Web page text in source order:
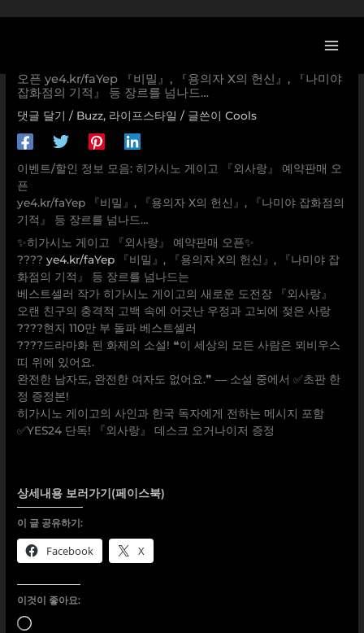
로
오픈 ye4.kr/faYep 『비밀』, 『용의자 X의 헌신』, 『나미야
잡화점의 기적』 등 장르를 넘나드…
댓글 달기 / Buzz, 라이프스타일 / 글쓴이Cools
이벤트/할인 정보 모음: 히가시노 게이고 『외사랑』 예약판매 오
픈
ye4.kr/faYep 『비밀』, 『용의자 X의 헌신』, 『나미야 잡화점의
기적』 등 장르를 넘나드…
✨히가시노 게이고 『외사랑』 예약판매 오픈✨
????ye4.kr/faYep 『비밀』, 『용의자 X의 헌신』, 『나미야 잡
화점의 기적』 등 장르를 넘나드는
베스트셀러 작가 히가시노 게이고의 새로운 도전장 『외사랑』
오랜 친구의 충격적 고백 속에 어긋난 우정과 고뇌에 젖은 사랑
????현지 110만 부 돌파 베스트셀러
????드라마화 된 화제의 소설! ❝이 세상의 모든 사람은 뫼비우스
띠 위에 있어요.
완전한 남자도, 완전한 여자도 없어요.❞ ― 소설 중에서 ✅초판 한
정 증정본!
히가시노 게이고의 사인과 한국 독자에게 전하는 메시지 포함
✅YES24 단독! 『외사랑』 데스크 오거나이저 증정
상세내용 보러가기(페이스북)
이 글 공유하기:
Facebook X
이것이 좋아요:
로